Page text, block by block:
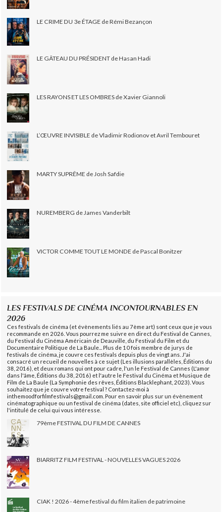
LE CRIME DU 3e ÉTAGE de Rémi Bezançon
LE GÂTEAU DU PRÉSIDENT de Hasan Hadi
LES RAYONS ET LES OMBRES de Xavier Giannoli
L’ŒUVRE INVISIBLE de Vladimir Rodionov et Avril Tembouret
MARTY SUPRÊME de Josh Safdie
NUREMBERG de James Vanderbilt
VICTOR COMME TOUT LE MONDE de Pascal Bonitzer
LES FESTIVALS DE CINÉMA INCONTOURNABLES EN
2026
Ces festivals de cinéma (et évènements liés au 7ème art) sont ceux que je vous
recommande en 2026. Vous pourrez me suivre en direct du Festival de Cannes,
du Festival du Cinéma Américain de Deauville, du Festival du Film et du
Documentaire Politique de La Baule... Plus de 10 fois membre de jurys de
festivals de cinéma, je couvre ces festivals depuis plus de vingt ans. J'ai
consacré un recueil de nouvelles à ce sujet (Les illusions parallèles, Éditions du
38, 2016), et deux romans qui ont pour cadre, l'un le Festival de Cannes (L'amor
dans l'âme, Éditions du 38, 2016) et l'autre le Festival du Cinéma et Musique de
Film de La Baule (La Symphonie des rêves, Éditions Blacklephant, 2023). Vous
souhaitez que je couvre votre festival ? Contactez-moi à
inthemoodforfilmfestivals@gmail.com. Pour en savoir plus sur un évènement
cinématographique ou un festival de cinéma (dates, site officiel etc), cliquez sur
l'intitulé de celui qui vous intéresse.
79ème FESTIVAL DU FILM DE CANNES
BIARRITZ FILM FESTIVAL - NOUVELLES VAGUES 2026
CIAK ! 2026 - 4ème festival du film italien de patrimoine